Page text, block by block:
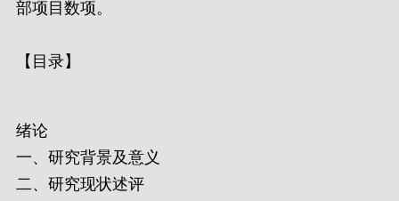
部项目数项。
【目录】
绪论
一、研究背景及意义
二、研究现状述评